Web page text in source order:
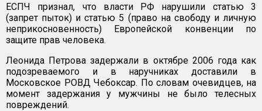
ЕСПЧ признал, что власти РФ нарушили статью 3
(запрет пыток) и статью 5 (право на свободу и личную
неприкосновенность) Европейской конвенции по
защите прав человека.
Леонида Петрова задержали в октябре 2006 года как
подозреваемого и в наручниках доставили в
Московское РОВД Чебоксар. По словам очевидцев, на
момент задержания у мужчины не было телесных
повреждений.